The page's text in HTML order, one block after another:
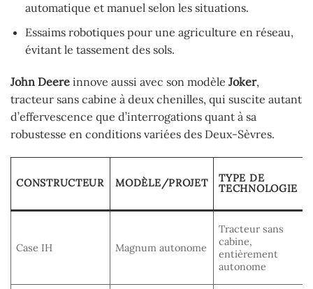
automatique et manuel selon les situations.
Essaims robotiques pour une agriculture en réseau,
évitant le tassement des sols.
John Deere innove aussi avec son modèle Joker,
tracteur sans cabine à deux chenilles, qui suscite autant
d’effervescence que d’interrogations quant à sa
robustesse en conditions variées des Deux-Sèvres.
CONSTRUCTEUR MODÈLE/PROJET
TYPE DE
TECHNOLOGIE
Case IH Magnum autonome
Tracteur sans
cabine,
entièrement
autonome